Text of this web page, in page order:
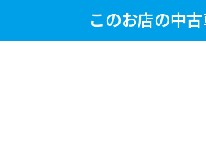
このお店の中